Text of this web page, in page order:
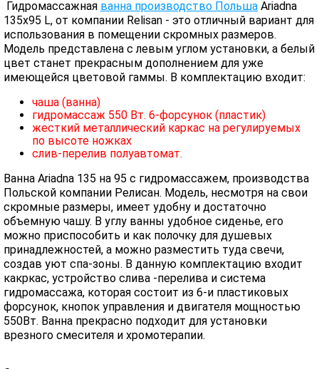
Гидромассажная ванна производство Польша Ariadna
135x95 L, от компании Relisan - это отличный вариант для
использования в помещении скромных размеров.
Модель представлена с левым углом установки, а белый
цвет станет прекрасным дополнением для уже
имеющейся цветовой гаммы. В комплектацию входит:
чаша (ванна)
гидромассаж 550 Вт. 6-форсунок (пластик)
жесткий металлический каркас на регулируемых
по высоте ножках
слив-перелив полуавтомат.
Ванна Ariadna 135 на 95 с гидромассажем, производства
Польской компании Релисан. Модель, несмотря на свои
скромные размеры, имеет удобну и достаточно
объемную чашу. В углу ванны удобное сиденье, его
можно приспособить и как полочку для душевых
принадлежностей, а можно разместить туда свечи,
создав уют спа-зоны. В данную комплектацию входит
какркас, устройство слива -перелива и система
гидромассажа, которая состоит из 6-и пластиковых
форсунок, кнопок управления и двигателя мощностью
550Вт. Ванна прекрасно подходит для установки
врезного смесителя и хромотерапии.